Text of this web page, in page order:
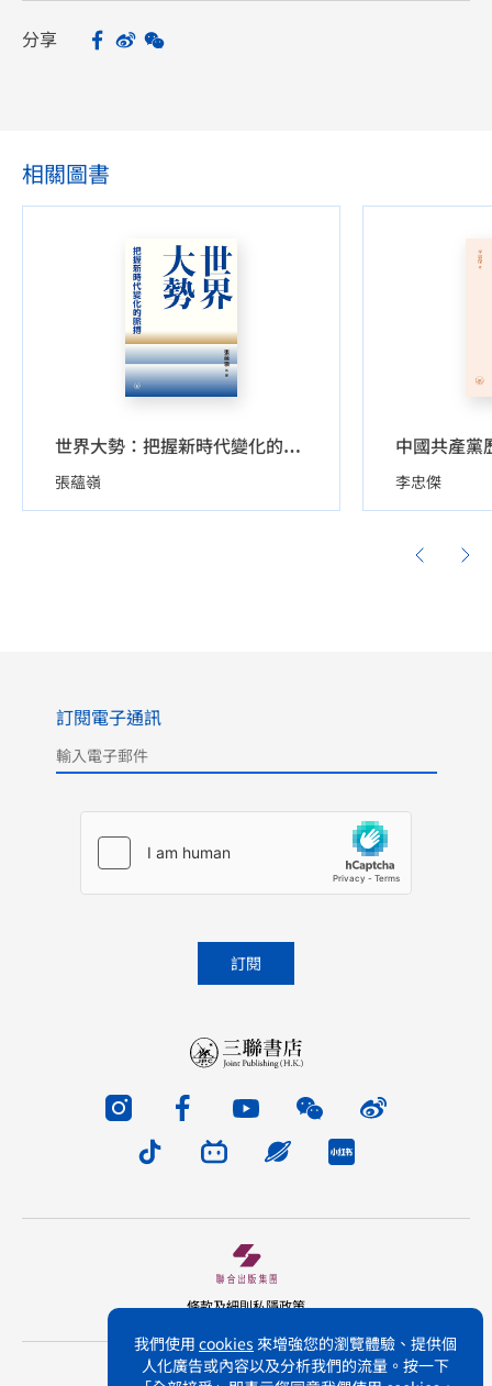
我們使用 cookies 來增強您的瀏覽體驗、提供個
人化廣告或內容以及分析我們的流量。按一下
分享 Facebook
Sina Weibo
WeChat
相關圖書
世界大勢：把握新時代變化的脈搏
張蘊嶺
中國共產黨
李忠傑
訂閱電子通訊
版權所有 不得轉載 三聯書店(香港)有限公司
條款及細則私隱政策